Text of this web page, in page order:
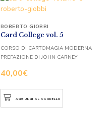
Card College vol. 5
40,00€
ROBERTO GIOBBI
CORSO DI CARTOMAGIA MODERNA
PREFAZIONE DI JOHN CARNEY
AGGIUNGI AL CARRELLO